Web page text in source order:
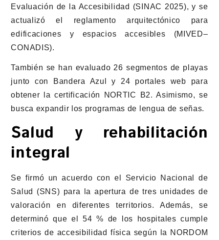
Evaluación de la Accesibilidad (SINAC 2025), y se
actualizó el reglamento arquitectónico para
edificaciones y espacios accesibles (MIVED–
CONADIS).
También se han evaluado 26 segmentos de playas
junto con Bandera Azul y 24 portales web para
obtener la certificación NORTIC B2. Asimismo, se
busca expandir los programas de lengua de señas.
Salud y rehabilitación
integral
Se firmó un acuerdo con el Servicio Nacional de
Salud (SNS) para la apertura de tres unidades de
valoración en diferentes territorios. Además, se
determinó que el 54 % de los hospitales cumple
criterios de accesibilidad física según la NORDOM